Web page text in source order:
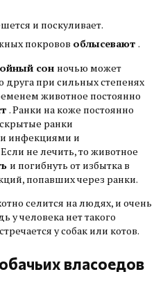
и поскуливает.
покровов облысевают .
сон ночью может
друга при сильных степенях
животное постоянно
. Ранки на коже постоянно
ранки
инфекциями и
не лечить, то животное
и погибнуть от избытка в
попавших через ранки.
селится на людях, и очень
у человека нет такого
у собак или котов.
власоедов